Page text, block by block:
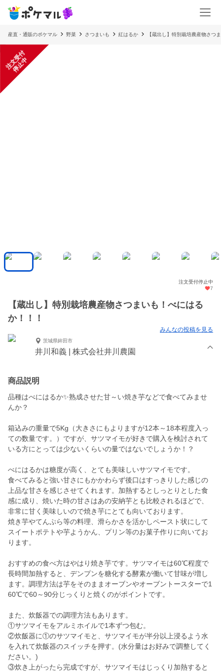
産直・通販のポケマル 野菜 さつまいも 紅はるか 【蔵出し】特別栽培農産物さつ
注
文
受
付
停
止
中
注文受付停止中
7
【蔵出し】特別栽培農産物さつまいも！べにはる
か！！！
みんなの投稿を見る
茨城県鉾田市
井川和義 | 株式会社井川農園
商品説明
品種はべにはるか✨熟成させた甘～い焼き芋などで食べてみませ
んか？
箱込みの重量で5Kg（大きさにもよりますが12本～18本程度入っ
ての数量です。）ですが、サツマイモが好きで購入を検討されて
いる方にとっては少ないくらいの量ではないでしょうか！？
べにはるかは糖度が高く、とても美味しいサツマイモです。
食べてみると強い甘さにもかかわらず後口はすっきりした感じの
上品な甘さを感じさせてくれます。加熱するとしっとりとした食
感に成り、焼いた時の甘さはあの安納芋とも比較されるほどで、
非常に甘く美味しいので焼き芋にとても向いております。
焼き芋やてんぷら等の料理、滑らかさを活かしペースト状にして
スイートポテトや芋ようかん、プリン等のお菓子作りに向いてお
ります。
おすすめの食べ方はやはり焼き芋です。サツマイモは60℃程度で
長時間加熱すると、デンプンを糖化する酵素が働いて甘味が増し
ます。調理方法は芋をそのままオーブンやオーブントースターで1
60℃で60～90分じっくりと焼くのがポイントです。
また、炊飯器での調理方法もあります。
①サツマイモをアルミホイルで1本ずつ包む。
②炊飯器に①のサツマイモと、サツマイモが半分以上浸るよう水
を入れて炊飯器のスイッチを押す。(水分量はお好みで調整してく
ださい。)
③炊き上がったら完成ですが、サツマイモはじっくり加熱すると